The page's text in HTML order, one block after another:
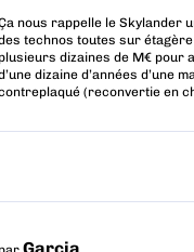
nous rappelle le Skylander
technos toutes sur
plusieurs dizaines de M€ pour
dizaine d’années d’une
(reconvertie en
Garcia